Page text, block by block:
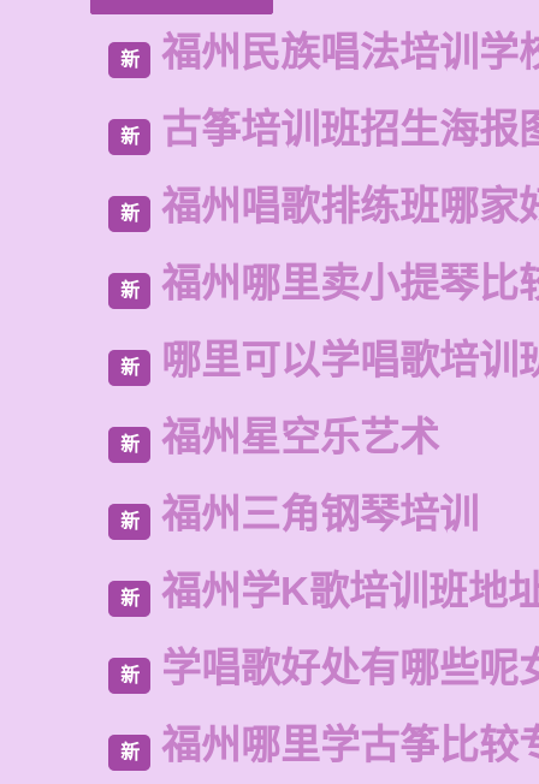
新 福州民族唱法培训学
新 古筝培训班招生海报
新 福州唱歌排练班哪家
新 福州哪里卖小提琴比
新 哪里可以学唱歌培训
新 福州星空乐艺术
新 福州三角钢琴培训
新 福州学K歌培训班地
新 学唱歌好处有哪些呢
新 福州哪里学古筝比较